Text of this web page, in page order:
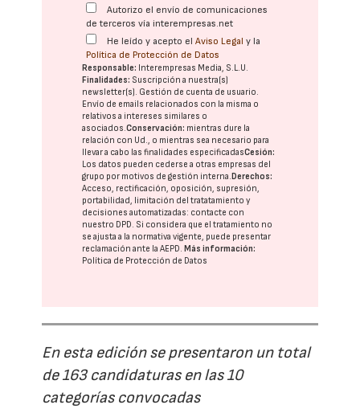
Autorizo el envío de comunicaciones
de terceros vía interempresas.net
He leído y acepto elAviso Legal y la
Política de Protección de Datos
Responsable: Interempresas Media, S.L.U.
Finalidades: Suscripción a nuestra(s)
newsletter(s). Gestión de cuenta de usuario.
Envío de emails relacionados con la misma o
relativos a intereses similares o
asociados.Conservación: mientras dure la
relación con Ud., o mientras sea necesario para
llevar a cabo las finalidades especificadasCesión:
Los datos pueden cederse a otras empresas del
grupo por motivos de gestión interna. Derechos:
Acceso, rectificación, oposición, supresión,
portabilidad, limitación del tratatamiento y
decisiones automatizadas: contacte con
nuestro DPD. Si considera que el tratamiento no
se ajusta a la normativa vigente, puede presentar
reclamación ante laAEPD. Más información:
Política de Protección de Datos
En esta edición se presentaron un total
de 163 candidaturas en las 10
categorías convocadas